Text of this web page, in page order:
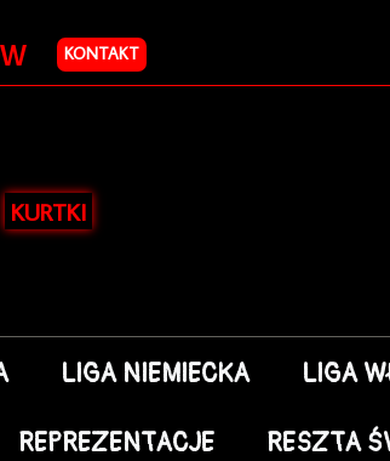
KONTAKT
KURTKI
LIGA NIEMIECKA LIGA
REPREZENTACJE
RESZTA